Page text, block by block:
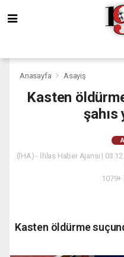
Anasayfa Asayiş
Kasten
şahıs
(İHA) - İhlas Haber Ajansı |
1079+
Kasten öldürme